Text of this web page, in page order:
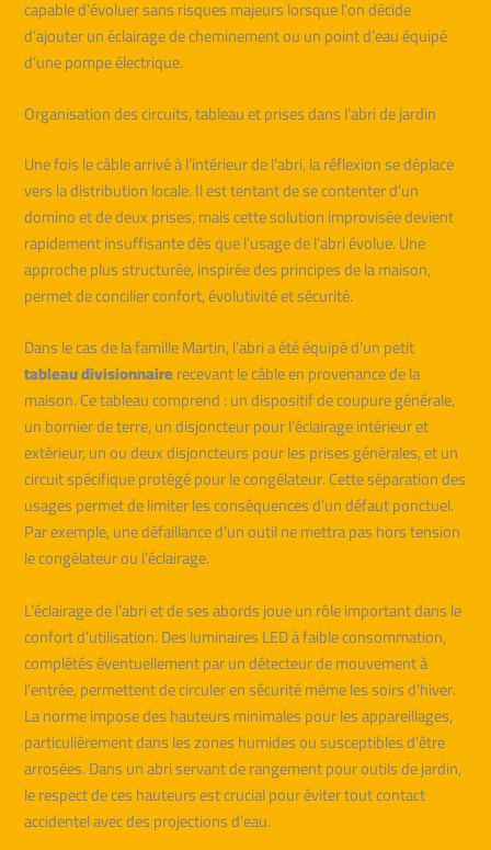
capable d’évoluer sans risques majeurs lorsque l’on décide
d’ajouter un éclairage de cheminement ou un point d’eau équipé
d’une pompe électrique.
Organisation des circuits, tableau et prises dans l’abri de jardin
Une fois le câble arrivé à l’intérieur de l’abri, la réflexion se déplace
vers la distribution locale. Il est tentant de se contenter d’un
domino et de deux prises, mais cette solution improvisée devient
rapidement insuffisante dès que l’usage de l’abri évolue. Une
approche plus structurée, inspirée des principes de la maison,
permet de concilier confort, évolutivité et sécurité.
Dans le cas de la famille Martin, l’abri a été équipé d’un petit
tableau divisionnairerecevant le câble en provenance de la
maison. Ce tableau comprend : un dispositif de coupure générale,
un bornier de terre, un disjoncteur pour l’éclairage intérieur et
extérieur, un ou deux disjoncteurs pour les prises générales, et un
circuit spécifique protégé pour le congélateur. Cette séparation des
usages permet de limiter les conséquences d’un défaut ponctuel.
Par exemple, une défaillance d’un outil ne mettra pas hors tension
le congélateur ou l’éclairage.
L’éclairage de l’abri et de ses abords joue un rôle important dans le
confort d’utilisation. Des luminaires LED à faible consommation,
complétés éventuellement par un détecteur de mouvement à
l’entrée, permettent de circuler en sécurité même les soirs d’hiver.
La norme impose des hauteurs minimales pour les appareillages,
particulièrement dans les zones humides ou susceptibles d’être
arrosées. Dans un abri servant de rangement pour outils de jardin,
le respect de ces hauteurs est crucial pour éviter tout contact
accidentel avec des projections d’eau.